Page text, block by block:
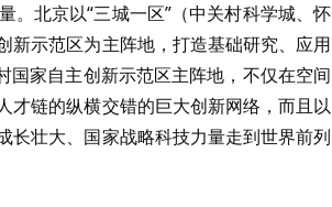
。北京以“三城一区”（中关村科学城、怀
新示范区为主阵地，打造基础研究、应用
国家自主创新示范区主阵地，不仅在空间
才链的纵横交错的巨大创新网络，而且以
长壮大、国家战略科技力量走到世界前列